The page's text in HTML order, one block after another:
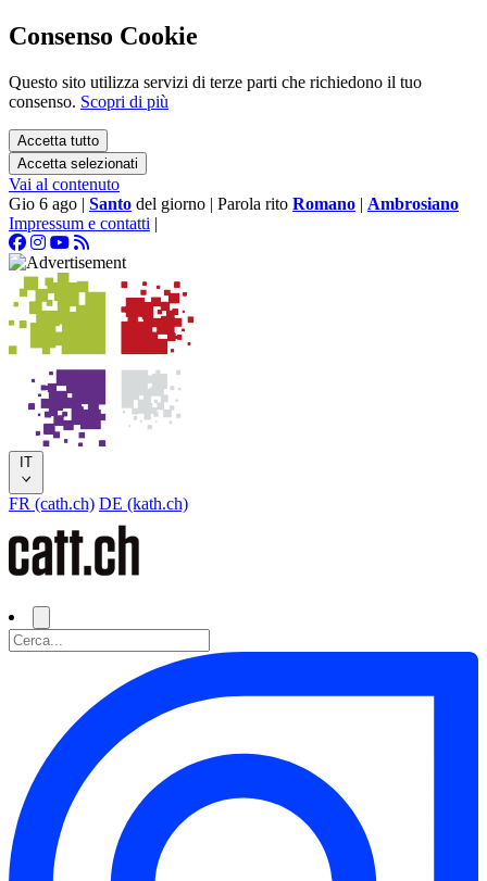
Consenso Cookie
Questo sito utilizza servizi di terze parti che richiedono il tuo
consenso. Scopri di più
Accetta tutto
Accetta selezionati
Vai al contenuto
Gio 6 ago | Santo del giorno | Parola rito Romano | Ambrosiano
Impressum e contatti |
IT
FR (cath.ch) DE (kath.ch)